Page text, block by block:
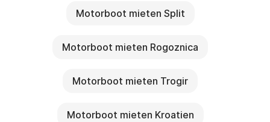
Motorboot mieten Split
Motorboot mieten Rogoznica
Motorboot mieten Trogir
Motorboot mieten Kroatien